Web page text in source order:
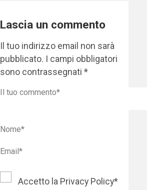
Lascia un commento
Il tuo indirizzo email non sarà
pubblicato.
I campi obbligatori
sono contrassegnati*
Accetto la Privacy Policy*